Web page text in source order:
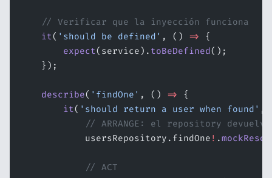
    // Verificar que la inyección funciona
    it
( 'should be defined' , () =>
{
        expect
(service). toBeDefined();
    });
    describe
( 'findOne' , () =>
{
        it
( 'should return a user when found' ,
// ARRANGE: el repository
            usersRepository.findOne
! .
            // ACT